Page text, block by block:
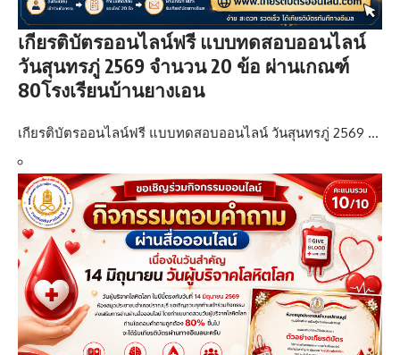
เกียรติบัตรออนไลน์ฟรี แบบทดสอบออนไลน์
วันสุนทรภู่ 2569 จำนวน 20 ข้อ ผ่านเกณฑ์
80โรงเรียนบ้านยางเอน
เกียรติบัตรออนไลน์ฟรี แบบทดสอบออนไลน์ วันสุนทรภู่ 2569 …